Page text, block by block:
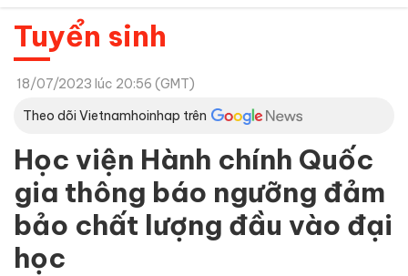
Tuyển sinh
18/07/2023 lúc 20:56 (GMT)
Theo dõi Vietnamhoinhap trên
Học viện Hành chính Quốc
gia thông báo ngưỡng đảm
bảo chất lượng đầu vào đại
học